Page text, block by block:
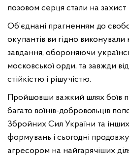
позовом серця стали на захист
Об’єднані прагненням до
окупантів ви гідно виконували
завдання, обороняючи
московської орди, та завжди
стійкістю і рішучістю.
Пройшовши важкий шлях боїв
багато воїнів-добровольців
Збройних Сил України та
формувань і сьогодні
агресором на найгарячіших